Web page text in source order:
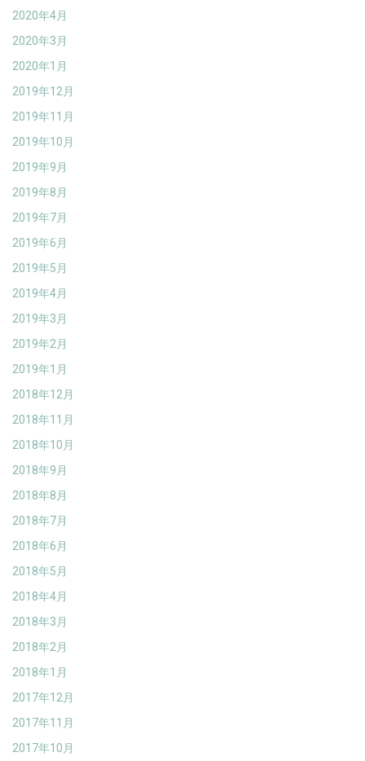
2020年4月
2020年3月
2020年1月
2019年12月
2019年11月
2019年10月
2019年9月
2019年8月
2019年7月
2019年6月
2019年5月
2019年4月
2019年3月
2019年2月
2019年1月
2018年12月
2018年11月
2018年10月
2018年9月
2018年8月
2018年7月
2018年6月
2018年5月
2018年4月
2018年3月
2018年2月
2018年1月
2017年12月
2017年11月
2017年10月